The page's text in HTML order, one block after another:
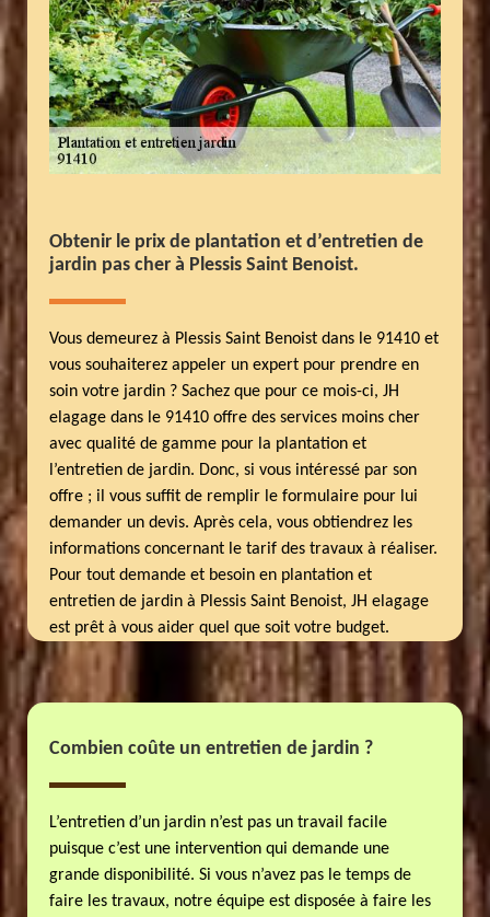
Obtenir le prix de plantation et d’entretien de
jardin pas cher à Plessis Saint Benoist.
Vous demeurez à Plessis Saint Benoist dans le 91410 et
vous souhaiterez appeler un expert pour prendre en
soin votre jardin ? Sachez que pour ce mois-ci, JH
elagage dans le 91410 offre des services moins cher
avec qualité de gamme pour la plantation et
l’entretien de jardin. Donc, si vous intéressé par son
offre ; il vous suffit de remplir le formulaire pour lui
demander un devis. Après cela, vous obtiendrez les
informations concernant le tarif des travaux à réaliser.
Pour tout demande et besoin en plantation et
entretien de jardin à Plessis Saint Benoist, JH elagage
est prêt à vous aider quel que soit votre budget.
Combien coûte un entretien de jardin ?
L’entretien d’un jardin n’est pas un travail facile
puisque c’est une intervention qui demande une
grande disponibilité. Si vous n’avez pas le temps de
faire les travaux, notre équipe est disposée à faire les